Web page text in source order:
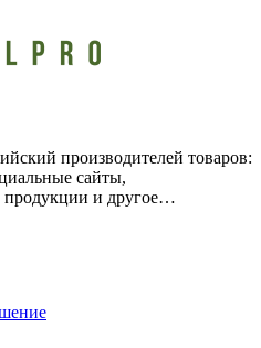
производителей товаров:
сайты,
продукции и другое…